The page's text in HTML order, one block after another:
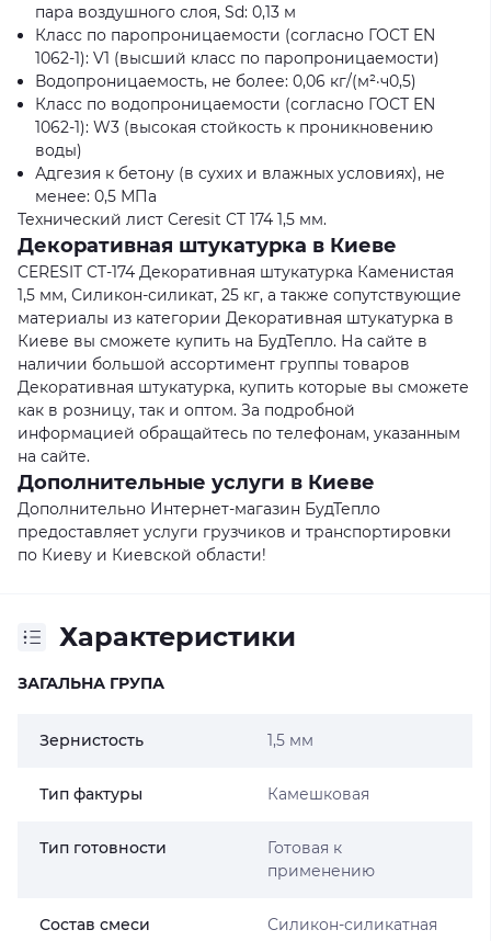
пара воздушного слоя, Sd: 0,13 м
Класс по паропроницаемости (согласно ГОСТ EN
1062-1): V1 (высший класс по паропроницаемости)
Водопроницаемость, не более: 0,06 кг/(м²·ч0,5)
Класс по водопроницаемости (согласно ГОСТ EN
1062-1): W3 (высокая стойкость к проникновению
воды)
Адгезия к бетону (в сухих и влажных условиях), не
менее: 0,5 МПа
Технический лист Ceresit CT 174 1,5 мм.
Декоративная штукатурка в Киеве
CERESIT CT-174 Декоративная штукатурка Каменистая
1,5 мм, Силикон-силикат, 25 кг, а также сопутствующие
материалы из категории Декоративная штукатурка в
Киеве вы сможете купить на БудТепло. На сайте в
наличии большой ассортимент группы товаров
Декоративная штукатурка, купить которые вы сможете
как в розницу, так и оптом. За подробной
информацией обращайтесь по телефонам, указанным
на сайте.
Дополнительные услуги в Киеве
Дополнительно Интернет-магазин БудТепло
предоставляет услуги грузчиков и транспортировки
по Киеву и Киевской области!
Характеристики
ЗАГАЛЬНА ГРУПА
Зернистость 1,5 мм
Тип фактуры Камешковая
Тип готовности
Готовая к
применению
Состав смеси Силикон-силикатная